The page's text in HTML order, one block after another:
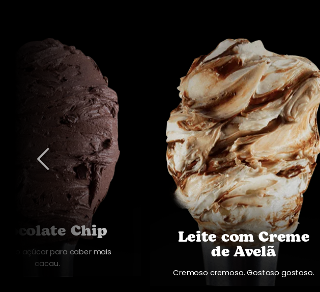
Chip
o açúcar para caber mais
cacau.
Leite com Creme
de Avelã
Cremoso cremoso. Gostoso gostoso.